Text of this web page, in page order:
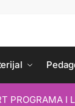
PROGRAMA I